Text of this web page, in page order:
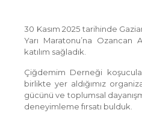
30 Kasım 2025 tarihinde
Yarı Maratonu’na Ozancan
katılım sağladık.
Çiğdemim Derneği
birlikte yer aldığımız
gücünü ve toplumsal
deneyimleme fırsatı bulduk.